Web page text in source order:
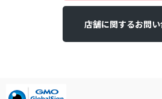
店舗に関するお問